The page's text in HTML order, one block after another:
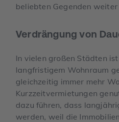
beliebten Gegenden
Verdrängung von
In vielen großen Städten
langfristigem Wohnraum
gleichzeitig immer mehr
Kurzzeitvermietungen
dazu führen, dass
werden, weil die